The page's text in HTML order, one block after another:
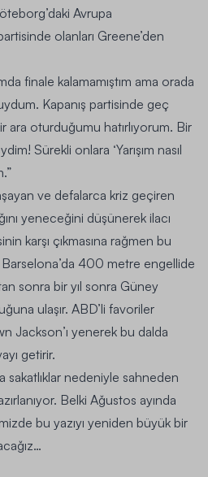
Avrupa
olanları Greene’den
finale kalamamıştım ama orada
Kapanış partisinde geç
ara oturduğumu hatırlıyorum. Bir
Sürekli onlara ‘Yarışım nasıl
ve defalarca kriz geçiren
yeneceğini düşünerek ilacı
karşı çıkmasına rağmen bu
Barselona’da 400 metre engellide
sonra bir yıl sonra Güney
ulaşır. ABD’li favoriler
Jackson’ı yenerek bu dalda
getirir.
nedeniyle sahneden
Belki Ağustos ayında
bu yazıyı yeniden büyük bir